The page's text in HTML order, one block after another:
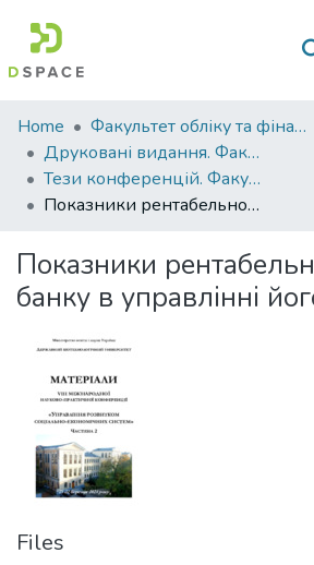
Communities
&
Collections
Statistics
Home
Факультет обліку та фінансів
Друковані видання. Факультет обліку та фінансів
Тези конференцій. Факультет обліку та фінансів
Показники рентабельності роботи банку в управлінні його розвитком
Показники
банку в управлінні
Files